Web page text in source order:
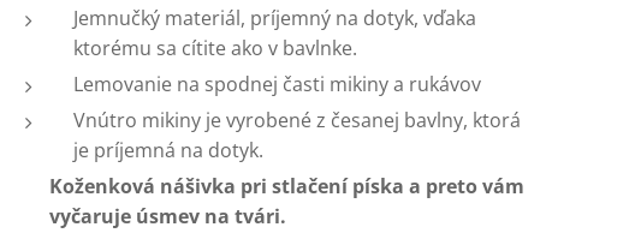
Jemnučký materiál, príjemný na dotyk, vďaka
ktorému sa cítite ako v bavlnke.
Lemovanie na spodnej časti mikiny a rukávov
Vnútro mikiny je vyrobené z česanej bavlny, ktorá
je príjemná na dotyk.
Koženková nášivka pri stlačení píska a preto vám
vyčaruje úsmev na tvári.